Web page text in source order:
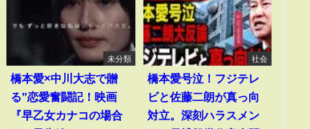
未分類
橋本愛×中川大志で贈
る”恋愛奮闘記！映画
『早乙女カナコの場合
社会
橋本愛号泣！フジテレ
ビと佐藤二朗が真っ向
対立。深刻ハラスメン